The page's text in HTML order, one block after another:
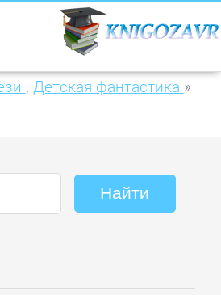
, Детская фантастика »